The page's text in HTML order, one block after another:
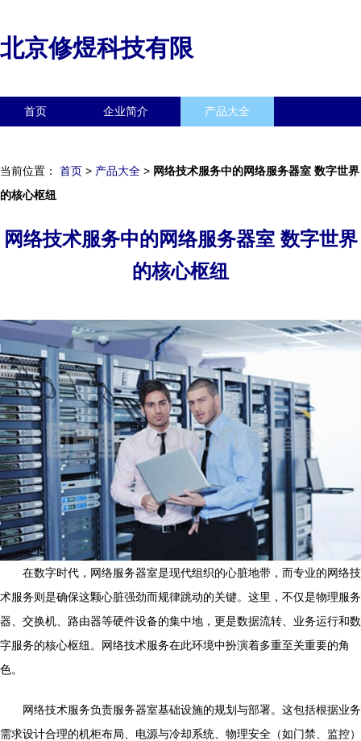
北京修煜科技有限
首页 企业简介 产品大全
当前位置： 首页 > 产品大全 > 网络技术服务中的网络服务器室 数字世界
的核心枢纽
网络技术服务中的网络服务器室 数字世界
的核心枢纽
在数字时代，网络服务器室是现代组织的心脏地带，而专业的网络技
术服务则是确保这颗心脏强劲而规律跳动的关键。这里，不仅是物理服务
器、交换机、路由器等硬件设备的集中地，更是数据流转、业务运行和数
字服务的核心枢纽。网络技术服务在此环境中扮演着多重至关重要的角
色。
网络技术服务负责服务器室基础设施的规划与部署。这包括根据业务
需求设计合理的机柜布局、电源与冷却系统、物理安全（如门禁、监控）